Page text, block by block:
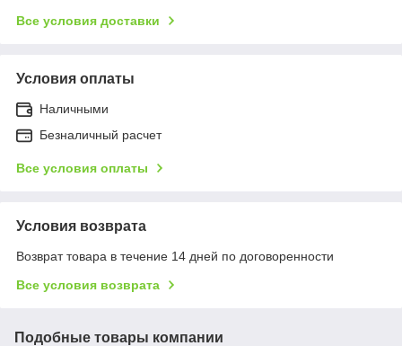
Все условия доставки
Условия оплаты
Наличными
Безналичный расчет
Все условия оплаты
Условия возврата
Возврат товара в течение 14 дней по договоренности
Все условия возврата
Подобные товары компании